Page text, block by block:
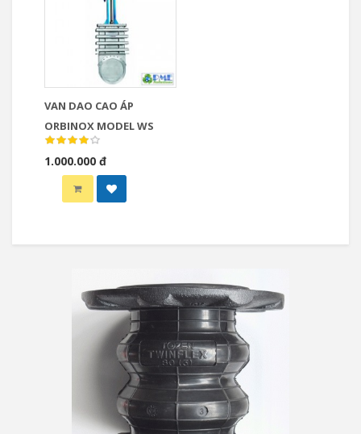
VAN DAO CAO ÁP
ORBINOX MODEL WS
1.000.000 đ